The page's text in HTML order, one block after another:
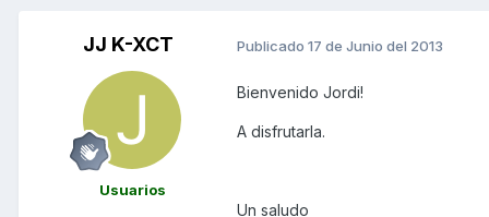
JJ K-XCT
Usuarios
Publicado 17 de Junio del 2013
Bienvenido Jordi!
A disfrutarla.
Un saludo